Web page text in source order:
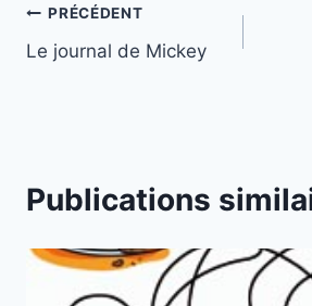
Navigation
de
PRÉCÉDENT
Le journal de Mickey
Publications